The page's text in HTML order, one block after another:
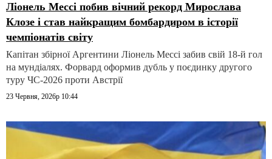
Ліонель Мессі побив вічний рекорд Мирослава
Клозе і став найкращим бомбардиром в історії
чемпіонатів світу
Капітан збірної Аргентини Ліонель Мессі забив свій 18-й гол
на мундіалях. Форвард оформив дубль у поєдинку другого
туру ЧС-2026 проти Австрії
23 Червня, 2026р 10:44